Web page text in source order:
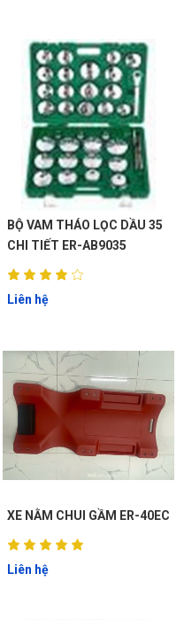
BỘ VAM THÁO LỌC DẦU 35
CHI TIẾT ER-AB9035
Liên hệ
XE NẰM CHUI GẦM ER-40EC
Liên hệ